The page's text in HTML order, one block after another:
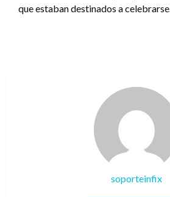
que estaban destinados a celebrarse.
soporteinfix